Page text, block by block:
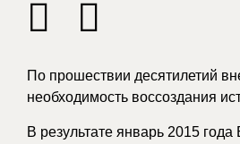
По прошествии десятилетий
необходимость воссоздания
В результате январь 2015